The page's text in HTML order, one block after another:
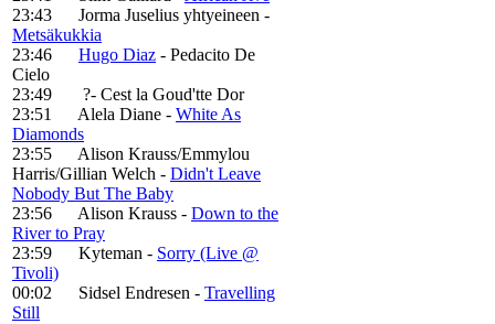
23:43 Jorma Juselius yhtyeineen -
Metsäkukkia
23:46 Hugo Diaz - Pedacito De
Cielo
23:49 ?- Cest la Goud'tte Dor
23:51 Alela Diane - White As
Diamonds
23:55 Alison Krauss/Emmylou
Harris/Gillian Welch - Didn't Leave
Nobody But The Baby
23:56 Alison Krauss - Down to the
River to Pray
23:59 Kyteman - Sorry (Live @
Tivoli)
00:02 Sidsel Endresen - Travelling
Still